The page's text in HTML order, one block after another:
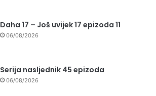
Daha 17 – Još uvijek 17 epizoda 11
06/08/2026
Serija nasljednik 45 epizoda
06/08/2026